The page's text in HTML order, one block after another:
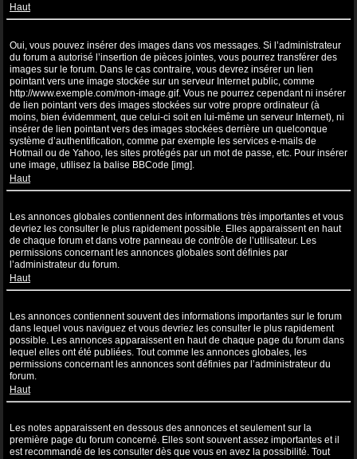
Haut
Oui, vous pouvez insérer des images dans vos messages. Si l’administrateur
du forum a autorisé l’insertion de pièces jointes, vous pourrez transférer des
images sur le forum. Dans le cas contraire, vous devrez insérer un lien
pointant vers une image stockée sur un serveur Internet public, comme
http://www.exemple.com/mon-image.gif. Vous ne pourrez cependant ni insérer
de lien pointant vers des images stockées sur votre propre ordinateur (à
moins, bien évidemment, que celui-ci soit en lui-même un serveur Internet), ni
insérer de lien pointant vers des images stockées derrière un quelconque
système d’authentification, comme par exemple les services e-mails de
Hotmail ou de Yahoo, les sites protégés par un mot de passe, etc. Pour insérer
une image, utilisez la balise BBCode [img].
Haut
Les annonces globales contiennent des informations très importantes et vous
devriez les consulter le plus rapidement possible. Elles apparaissent en haut
de chaque forum et dans votre panneau de contrôle de l’utilisateur. Les
permissions concernant les annonces globales sont définies par
l’administrateur du forum.
Haut
Les annonces contiennent souvent des informations importantes sur le forum
dans lequel vous naviguez et vous devriez les consulter le plus rapidement
possible. Les annonces apparaissent en haut de chaque page du forum dans
lequel elles ont été publiées. Tout comme les annonces globales, les
permissions concernant les annonces sont définies par l’administrateur du
forum.
Haut
Les notes apparaissent en dessous des annonces et seulement sur la
première page du forum concerné. Elles sont souvent assez importantes et il
est recommandé de les consulter dès que vous en avez la possibilité. Tout